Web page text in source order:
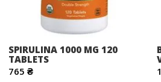
SPIRULINA 1000 MG 120
TABLETS
765 ₴